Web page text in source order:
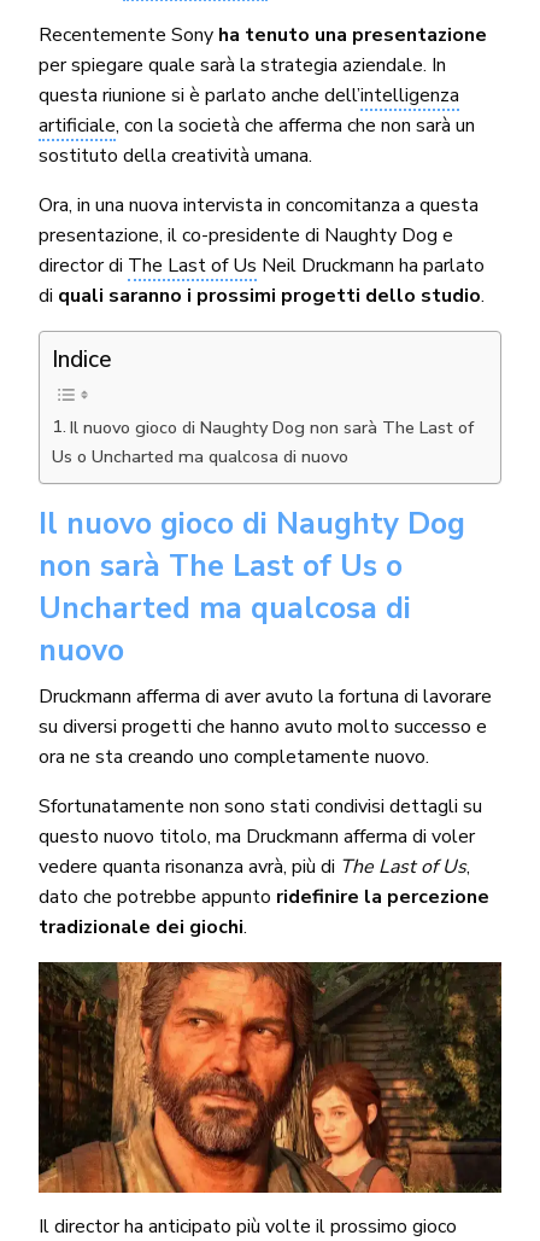
Recentemente Sony ha tenuto una presentazione
per spiegare quale sarà la strategia aziendale. In
questa riunione si è parlato anche dell’intelligenza
artificiale, con la società che afferma che non sarà un
sostituto della creatività umana.
Ora, in una nuova intervista in concomitanza a questa
presentazione, il co-presidente di Naughty Dog e
director di The Last of Us Neil Druckmann ha parlato
di quali saranno i prossimi progetti dello studio.
Indice
Il nuovo gioco di Naughty Dog non sarà The Last of
Us o Uncharted ma qualcosa di nuovo
Il nuovo gioco di Naughty Dog
non sarà The Last of Us o
Uncharted ma qualcosa di
nuovo
Druckmann afferma di aver avuto la fortuna di lavorare
su diversi progetti che hanno avuto molto successo e
ora ne sta creando uno completamente nuovo.
Sfortunatamente non sono stati condivisi dettagli su
questo nuovo titolo, ma Druckmann afferma di voler
vedere quanta risonanza avrà, più di The Last of Us,
dato che potrebbe appunto ridefinire la percezione
tradizionale dei giochi.
Il director ha anticipato più volte il prossimo gioco